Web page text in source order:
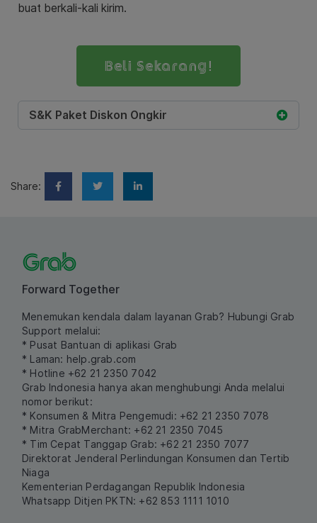
buat berkali-kali kirim.
Beli Sekarang!
S&K Paket Diskon Ongkir
Share:
Forward Together
Menemukan kendala dalam layanan Grab? Hubungi Grab
Support melalui:
* Pusat Bantuan di aplikasi Grab
* Laman: help.grab.com
* Hotline +62 21 2350 7042
Grab Indonesia hanya akan menghubungi Anda melalui
nomor berikut:
* Konsumen & Mitra Pengemudi: +62 21 2350 7078
* Mitra GrabMerchant: +62 21 2350 7045
* Tim Cepat Tanggap Grab: +62 21 2350 7077
Direktorat Jenderal Perlindungan Konsumen dan Tertib
Niaga
Kementerian Perdagangan Republik Indonesia
Whatsapp Ditjen PKTN: +62 853 1111 1010